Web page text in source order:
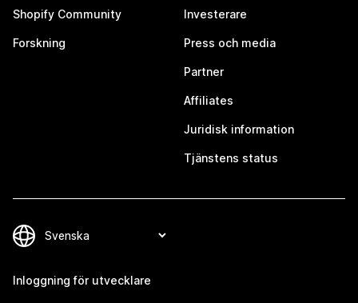
Shopify Community
Forskning
Investerare
Press och media
Partner
Affiliates
Juridisk information
Tjänstens status
Inloggning för utvecklare